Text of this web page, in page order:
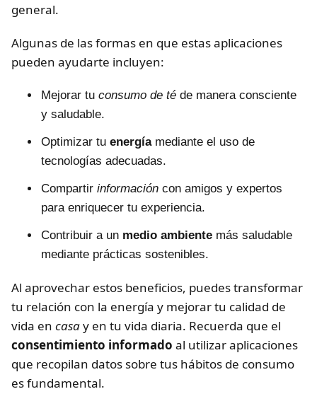
general.
Algunas de las formas en que estas aplicaciones
pueden ayudarte incluyen:
Mejorar tu consumo de té de manera consciente
y saludable.
Optimizar tu energíamediante el uso de
tecnologías adecuadas.
Compartir información con amigos y expertos
para enriquecer tu experiencia.
Contribuir a un medio ambiente más saludable
mediante prácticas sostenibles.
Al aprovechar estos beneficios, puedes transformar
tu relación con la energía y mejorar tu calidad de
vida en casay en tu vida diaria. Recuerda que el
consentimiento informado al utilizar aplicaciones
que recopilan datos sobre tus hábitos de consumo
es fundamental.